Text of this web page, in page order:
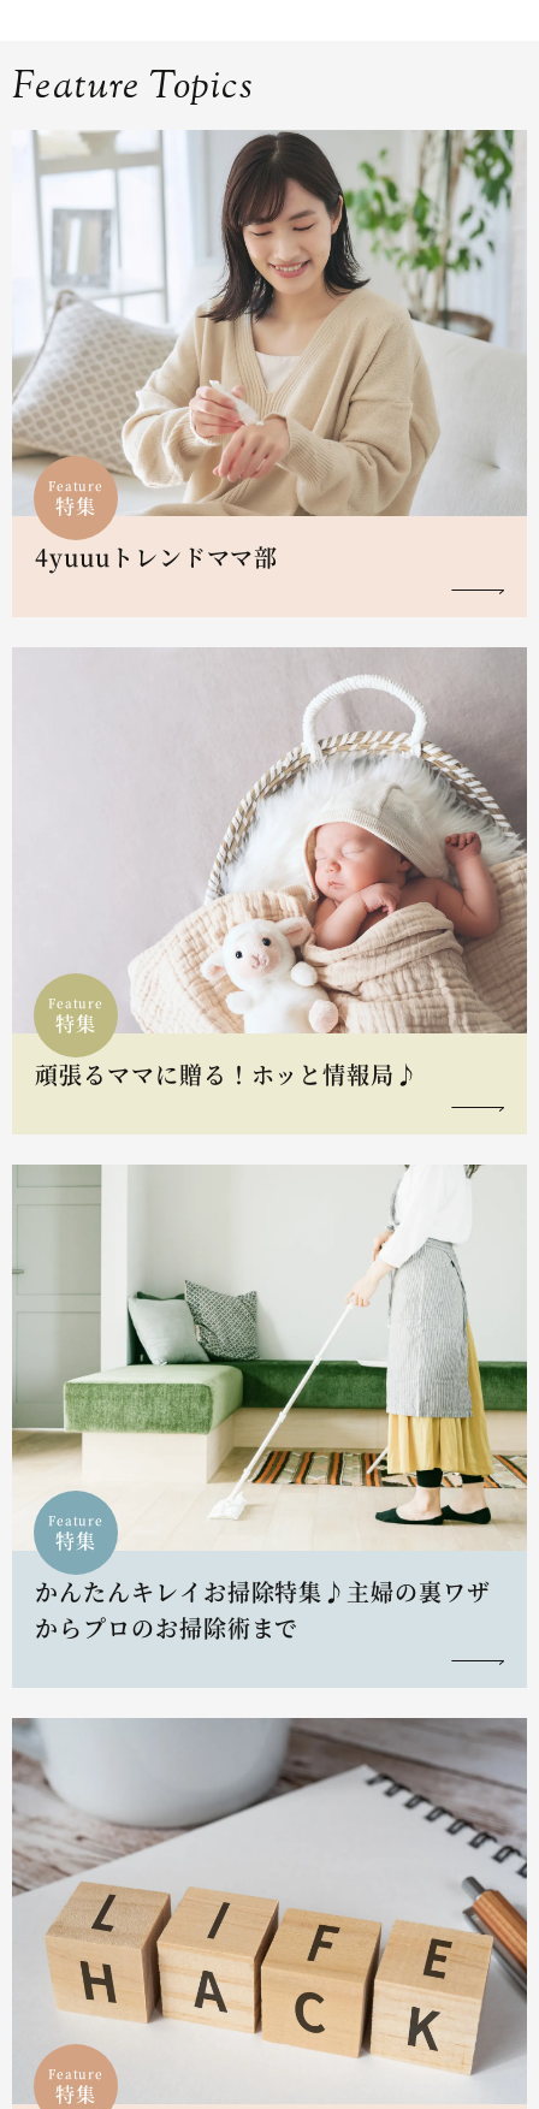
Feature Topics
Feature
特集
4yuuuトレンドママ部
Feature
特集
頑張るママに贈る！ホッと情報局♪
Feature
特集
かんたんキレイお掃除特集♪主婦の裏ワザ
からプロのお掃除術まで
Feature
特集